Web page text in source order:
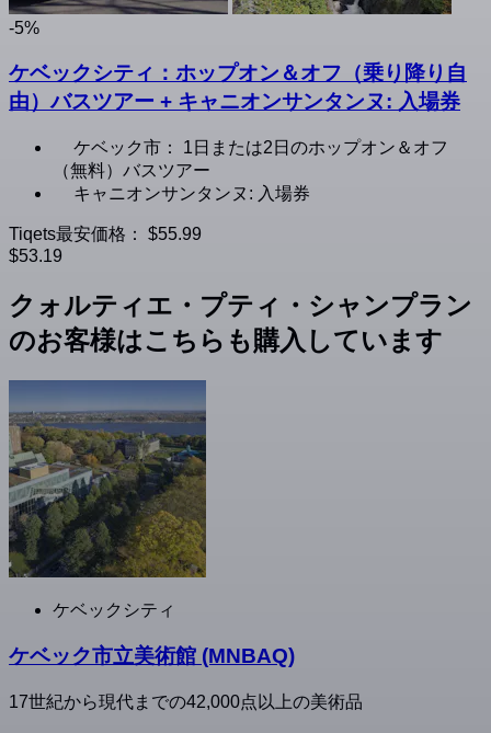
-5%
ケベックシティ：ホップオン＆オフ（乗り降り自
由）バスツアー + キャニオンサンタンヌ: 入場券
ケベック市： 1日または2日のホップオン＆オフ
（無料）バスツアー
キャニオンサンタンヌ: 入場券
Tiqets最安価格：
$55.99
$53.19
クォルティエ・プティ・シャンプラン
のお客様はこちらも購入しています
ケベックシティ
ケベック市立美術館 (MNBAQ)
17世紀から現代までの42,000点以上の美術品